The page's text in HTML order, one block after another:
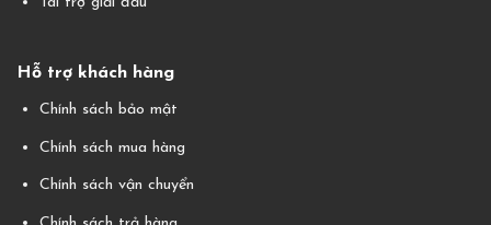
Hỗ trợ khách hàng
Chính sách bảo mật
Chính sách mua hàng
Chính sách vận chuyển